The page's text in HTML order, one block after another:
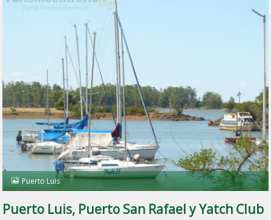
Puerto Luis
Puerto Luis, Puerto San Rafael y Yatch Club